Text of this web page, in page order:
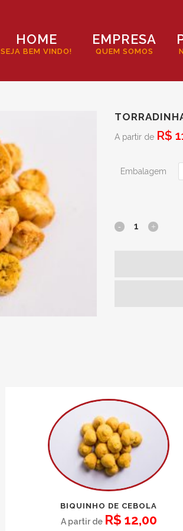
HOME
SEJA BEM VINDO!
EMPRESA
QUEM SOMOS
A partir de R$
Embalagem
BIQUINHO DE CEBOLA
A partir de R$ 12,00